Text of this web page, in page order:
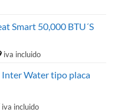
Smart 50,000 BTU´S
El
actual
$29,103.19.
iva incluido
Inter Water tipo placa
Rango
iva incluido